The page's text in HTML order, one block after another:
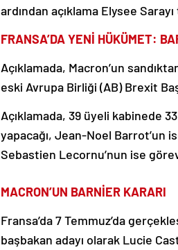
ardından açıklama Elysee Sarayı
FRANSA’DA YENİ HÜKÜMET:
Açıklamada, Macron’un
eski Avrupa Birliği (AB) Brexit
Açıklamada, 39 üyeli kabinede
yapacağı, Jean-Noel Barrot’un
Sebastien Lecornu’nun ise
MACRON’UN BARNİER KARARI
Fransa’da 7 Temmuz’da
başbakan adayı olarak Lucie